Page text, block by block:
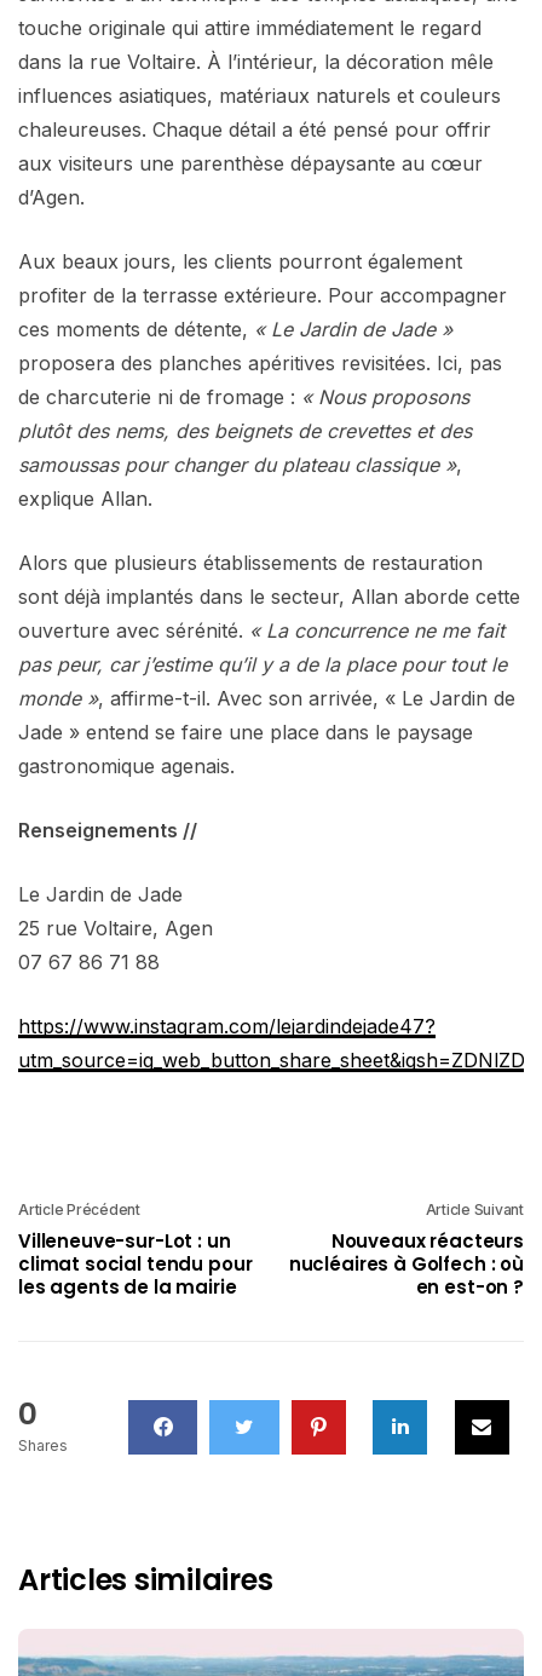
touche originale qui attire immédiatement le regard
dans la rue Voltaire. À l’intérieur, la décoration mêle
influences asiatiques, matériaux naturels et couleurs
chaleureuses. Chaque détail a été pensé pour offrir
aux visiteurs une parenthèse dépaysante au cœur
d’Agen.
Aux beaux jours, les clients pourront également
profiter de la terrasse extérieure. Pour accompagner
ces moments de détente, « Le Jardin de Jade »
proposera des planches apéritives revisitées. Ici, pas
de charcuterie ni de fromage : « Nous proposons
plutôt des nems, des beignets de crevettes et des
samoussas pour changer du plateau classique »,
explique Allan.
Alors que plusieurs établissements de restauration
sont déjà implantés dans le secteur, Allan aborde cette
ouverture avec sérénité. « La concurrence ne me fait
pas peur, car j’estime qu’il y a de la place pour tout le
monde », affirme-t-il. Avec son arrivée, « Le Jardin de
Jade » entend se faire une place dans le paysage
gastronomique agenais.
Renseignements //
Le Jardin de Jade
25 rue Voltaire, Agen
07 67 86 71 88
https://www.instagram.com/lejardindejade47?
Article Précédent
Villeneuve-sur-Lot : un
climat social tendu pour
les agents de la mairie
Article Suivant
Nouveaux réacteurs
nucléaires à Golfech : où
en est-on ?
0
Shares
Articles similaires